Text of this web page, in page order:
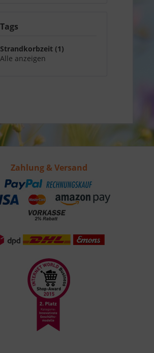
Tags
Strandkorbzeit (1)
Alle anzeigen
Zahlung & Versand